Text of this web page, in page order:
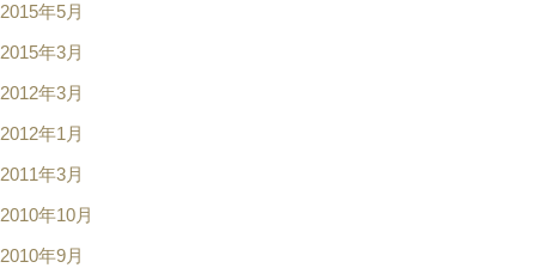
2015年5月
2015年3月
2012年3月
2012年1月
2011年3月
2010年10月
2010年9月